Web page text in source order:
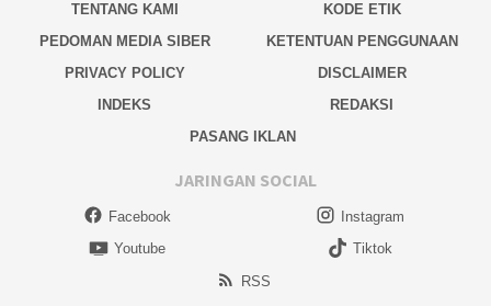
TENTANG KAMI
KODE ETIK
PEDOMAN MEDIA SIBER
KETENTUAN PENGGUNAAN
PRIVACY POLICY
DISCLAIMER
INDEKS
REDAKSI
PASANG IKLAN
JARINGAN SOCIAL
Facebook
Instagram
Youtube
Tiktok
RSS